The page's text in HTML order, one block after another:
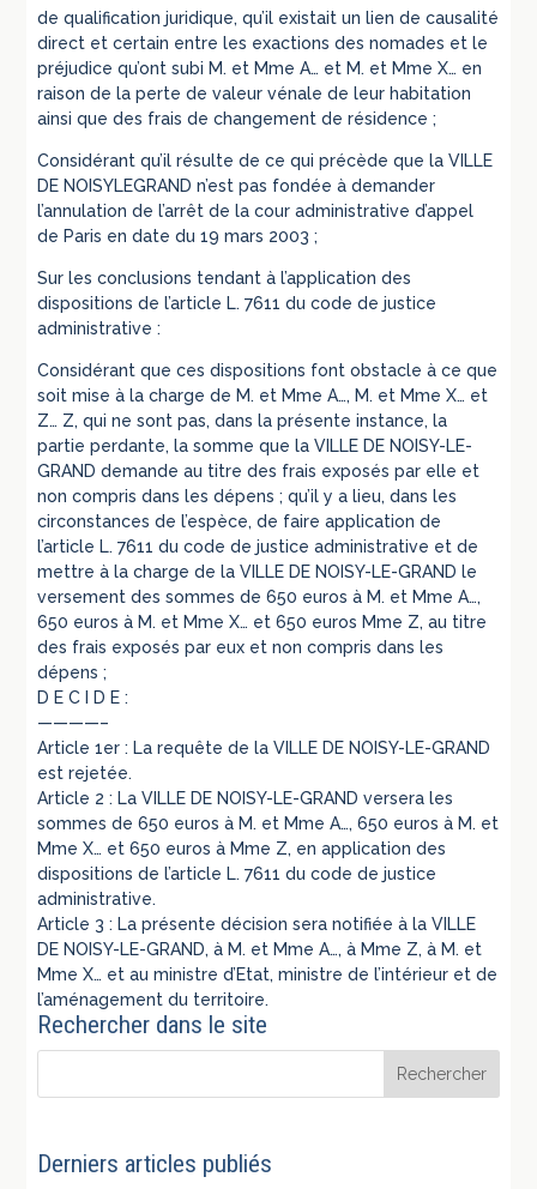
de qualification juridique, qu’il existait un lien de causalité
direct et certain entre les exactions des nomades et le
préjudice qu’ont subi M. et Mme A… et M. et Mme X… en
raison de la perte de valeur vénale de leur habitation
ainsi que des frais de changement de résidence ;
Considérant qu’il résulte de ce qui précède que la VILLE
DE NOISYLEGRAND n’est pas fondée à demander
l’annulation de l’arrêt de la cour administrative d’appel
de Paris en date du 19 mars 2003 ;
Sur les conclusions tendant à l’application des
dispositions de l’article L. 7611 du code de justice
administrative :
Considérant que ces dispositions font obstacle à ce que
soit mise à la charge de M. et Mme A…, M. et Mme X… et
Z… Z, qui ne sont pas, dans la présente instance, la
partie perdante, la somme que la VILLE DE NOISY-LE-
GRAND demande au titre des frais exposés par elle et
non compris dans les dépens ; qu’il y a lieu, dans les
circonstances de l’espèce, de faire application de
l’article L. 7611 du code de justice administrative et de
mettre à la charge de la VILLE DE NOISY-LE-GRAND le
versement des sommes de 650 euros à M. et Mme A…,
650 euros à M. et Mme X… et 650 euros Mme Z, au titre
des frais exposés par eux et non compris dans les
dépens ;
D E C I D E :
————–
Article 1er : La requête de la VILLE DE NOISY-LE-GRAND
est rejetée.
Article 2 : La VILLE DE NOISY-LE-GRAND versera les
sommes de 650 euros à M. et Mme A…, 650 euros à M. et
Mme X… et 650 euros à Mme Z, en application des
dispositions de l’article L. 7611 du code de justice
administrative.
Article 3 : La présente décision sera notifiée à la VILLE
DE NOISY-LE-GRAND, à M. et Mme A…, à Mme Z, à M. et
Mme X… et au ministre d’Etat, ministre de l’intérieur et de
l’aménagement du territoire.
Rechercher dans le site
Derniers articles publiés